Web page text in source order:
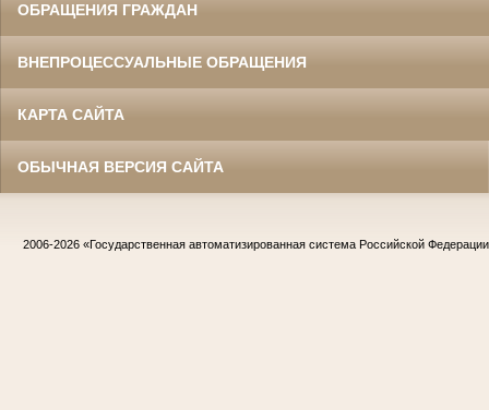
ОБРАЩЕНИЯ ГРАЖДАН
ВНЕПРОЦЕССУАЛЬНЫЕ ОБРАЩЕНИЯ
КАРТА САЙТА
ОБЫЧНАЯ ВЕРСИЯ САЙТА
2006-2026 «Государственная автоматизированная система Российской